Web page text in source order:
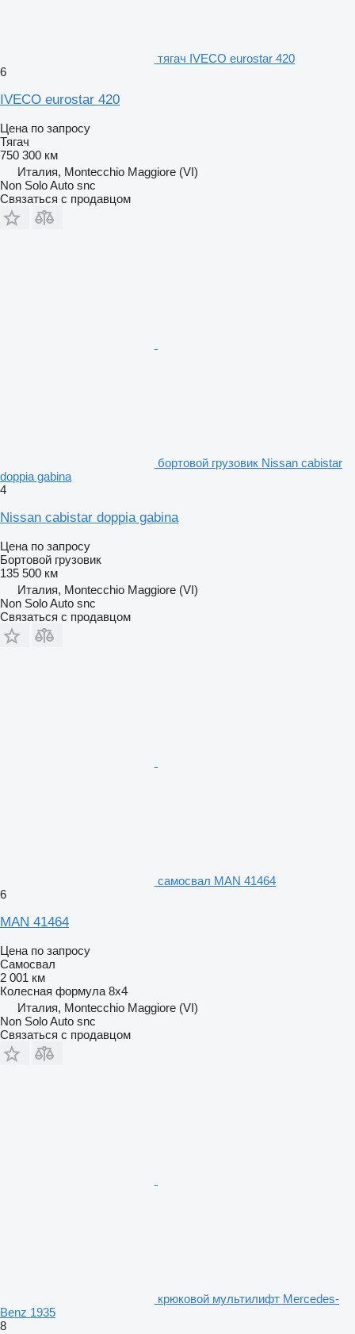
тягач IVECO eurostar 420
6
IVECO eurostar 420
Цена по запросу
Тягач
750 300 км
Италия, Montecchio Maggiore (VI)
Non Solo Auto snc
Связаться с продавцом
бортовой грузовик Nissan cabistar
doppia gabina
4
Nissan cabistar doppia gabina
Цена по запросу
Бортовой грузовик
135 500 км
Италия, Montecchio Maggiore (VI)
Non Solo Auto snc
Связаться с продавцом
самосвал MAN 41464
6
MAN 41464
Цена по запросу
Самосвал
2 001 км
Колесная формула 8x4
Италия, Montecchio Maggiore (VI)
Non Solo Auto snc
Связаться с продавцом
крюковой мультилифт Mercedes-
Benz 1935
8